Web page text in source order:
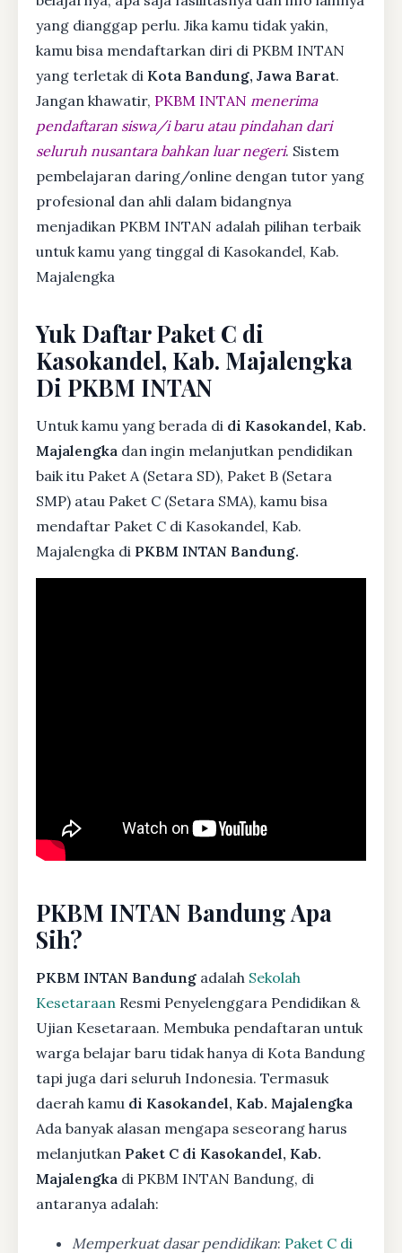
yang dianggap perlu. Jika kamu tidak yakin,
kamu bisa mendaftarkan diri di PKBM INTAN
yang terletak di Kota Bandung, Jawa Barat.
Jangan khawatir, PKBM INTAN menerima
pendaftaran siswa/i baru atau pindahan dari
seluruh nusantara bahkan luar negeri. Sistem
pembelajaran daring/online dengan tutor yang
profesional dan ahli dalam bidangnya
menjadikan PKBM INTAN adalah pilihan terbaik
untuk kamu yang tinggal di Kasokandel, Kab.
Majalengka
Yuk Daftar Paket C di
Kasokandel, Kab. Majalengka
Di PKBM INTAN
Untuk kamu yang berada di di Kasokandel, Kab.
Majalengka dan ingin melanjutkan pendidikan
baik itu Paket A (Setara SD), Paket B (Setara
SMP) atau Paket C (Setara SMA), kamu bisa
mendaftar Paket C di Kasokandel, Kab.
Majalengka di PKBM INTAN Bandung.
PKBM INTAN Bandung Apa
Sih?
PKBM INTAN Bandung adalah Sekolah
Kesetaraan Resmi Penyelenggara Pendidikan &
Ujian Kesetaraan. Membuka pendaftaran untuk
warga belajar baru tidak hanya di Kota Bandung
tapi juga dari seluruh Indonesia. Termasuk
daerah kamu di Kasokandel, Kab. Majalengka
Ada banyak alasan mengapa seseorang harus
melanjutkan Paket C di Kasokandel, Kab.
Majalengka di PKBM INTAN Bandung, di
antaranya adalah:
Memperkuat dasar pendidikan: Paket C di